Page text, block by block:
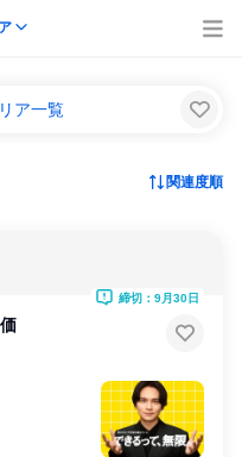
ア一覧
関連度順
締切：9月30日